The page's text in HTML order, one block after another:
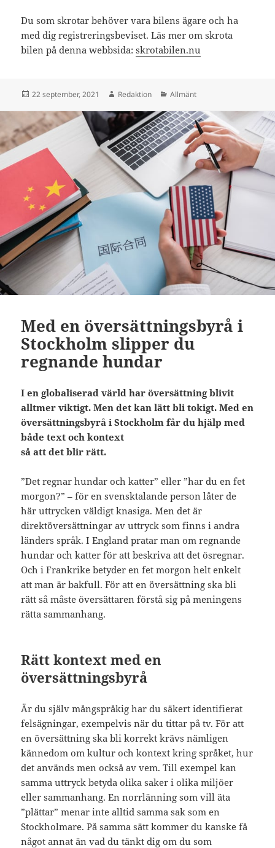
Du som skrotar behöver vara bilens ägare och ha
med dig registreringsbeviset. Läs mer om skrota
bilen på denna webbsida:skrotabilen.nu
Postat
22 september, 2021 Författare
Redaktion Kategorier
Allmänt
Med en översättningsbyrå i
Stockholm slipper du
regnande hundar
I en globaliserad värld har översättning blivit
alltmer viktigt. Men det kan lätt bli tokigt. Med en
översättningsbyrå i Stockholm får du hjälp med
både text och kontext
så att det blir rätt.
”Det regnar hundar och katter” eller ”har du en fet
morgon?” – för en svensktalande person låter de
här uttrycken väldigt knasiga. Men det är
direktöversättningar av uttryck som finns i andra
länders språk. I England pratar man om regnande
hundar och katter för att beskriva att det ösregnar.
Och i Frankrike betyder en fet morgon helt enkelt
att man är bakfull. För att en översättning ska bli
rätt så måste översättaren förstå sig på meningens
rätta sammanhang.
Rätt kontext med en
översättningsbyrå
Är du själv mångspråkig har du säkert identifierat
felsägningar, exempelvis när du tittar på tv. För att
en översättning ska bli korrekt krävs nämligen
kännedom om kultur och kontext kring språket, hur
det används men också av vem. Till exempel kan
samma uttryck betyda olika saker i olika miljöer
eller sammanhang. En norrlänning som vill äta
”plättar” menar inte alltid samma sak som en
Stockholmare. På samma sätt kommer du kanske få
något annat än vad du tänkt dig om du som